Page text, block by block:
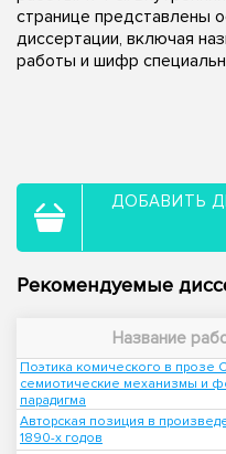
странице представлены
диссертации, включая
работы и шифр
ДОБАВИТЬ
Рекомендуемые
Название
Поэтика комического в прозе
семиотические механизмы и
парадигма
Авторская позиция в
1890-х годов